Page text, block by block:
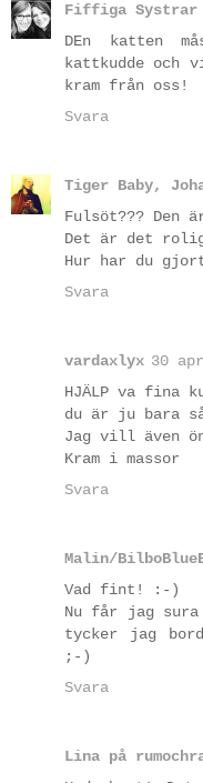
Fiffiga Systrar
DEn katten
kattkudde och
kram från oss!
Svara
Tiger Baby,
Fulsöt??? Den
Det är det
Hur har du
Svara
vardaxlyx 30
HJÄLP va fina
du är ju bara
Jag vill även
Kram i massor
Svara
Malin/
Vad fint! :-)
Nu får jag sura
tycker jag
;-)
Svara
Lina på